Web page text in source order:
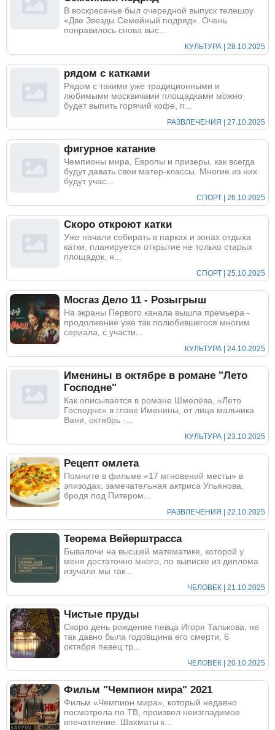
В воскресенье был очередной выпуск телешоу
«Две Звезды Семейный подряд». Очень
понравилось снова выс...
КУЛЬТУРА | 28.10.2025
рядом с катками
Рядом с такими уже традиционными и
любимыми москвичами площадками можно
будет выпить горячий кофе, п...
РАЗВЛЕЧЕНИЯ | 27.10.2025
фигурное катание
Чемпионы мира, Европы и призеры, как всегда
будут давать свои матер-классы. Многие из них
будут учас...
СПОРТ | 26.10.2025
Скоро откроют катки
Уже начали собирать в парках и зонах отдыха
катки, планируется открытие не только старых
площадок, н...
СПОРТ | 25.10.2025
Мосгаз Дело 11 - Розыгрыш
На экраны Первого канала вышла премьера -
продолжение уже так полюбившегося многим
сериала, с участи...
КУЛЬТУРА | 24.10.2025
Именины в октябре в романе "Лето
Господне"
Как описывается в романе Шмелёва, «Лето
Господне» в главе Именины, от лица мальчика
Вани, октябрь -...
КУЛЬТУРА | 23.10.2025
Рецепт омлета
Помните в фильме «17 мгновений месты» в
эпизодах, замечательная актриса Ульянова,
бродя под Питером...
РАЗВЛЕЧЕНИЯ | 22.10.2025
Теорема Вейерштрасса
Бывалочи на высшей математике, которой у
меня достаточно много, по выписке из диплома
изучали мы так...
ЧЕЛОВЕК | 21.10.2025
Чистые пруды
Скоро день рождение певца Игоря Талькова, не
так давно была годовщина его смерти, 6
октября певец тр...
ЧЕЛОВЕК | 20.10.2025
Фильм "Чемпион мира" 2021
Фильм «Чемпион мира», который недавно
посмотрела по ТВ, произвел неизгладимое
впечатление. Шахматы к...